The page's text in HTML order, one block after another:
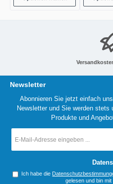
Newsletter
Abonnieren Sie jetzt einfach
Newsletter und Sie werden stets
Produkte und
Mail-
Ich habe die
gelesen und bin mit